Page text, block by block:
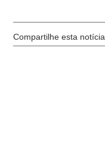
Compartilhe esta notícia